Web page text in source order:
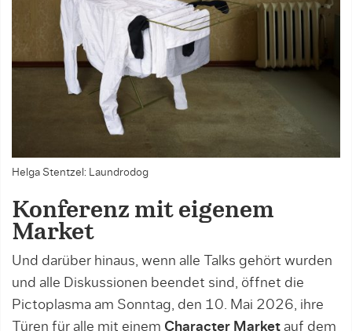
Helga Stentzel: Laundrodog
Konferenz mit eigenem
Market
Und darüber hinaus, wenn alle Talks gehört wurden
und alle Diskussionen beendet sind, öffnet die
Pictoplasma am Sonntag, den 10. Mai 2026, ihre
Türen für alle mit einem Character Market auf dem